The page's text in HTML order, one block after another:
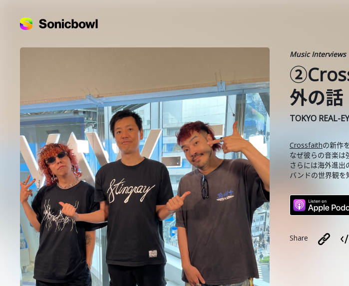
Music Interviews
外の話
TOKYO REAL-
Crossfaithの新作
なぜ彼らの音楽は
さらには海外進出
バンドの世界観を
Share